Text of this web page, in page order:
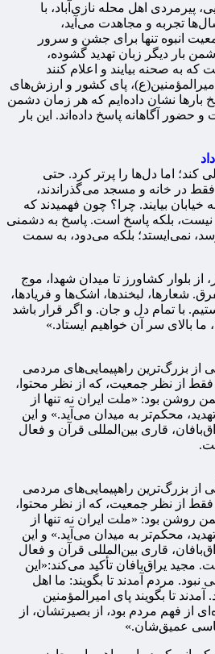
پیرمردی اهل محله نازی‌آباد، با
تجربه و مجاهدت می‌آید،
انبوه تنها برای جشن و سرور
بار دیگر زبان تهدید گشوده،
به صحنه بیایند و اعلام کنند
پای کشور و ارزش‌های
بارها نشان داده‌ایم که هر زمان دشمن
آگاهانه پاسخ داده‌اند. این بار
کند؛ اما دل‌ها را پرتر کرد. حتی
در خانه و مسجد می‌گذراندند،
بیایند. چرا؟ چون فهمیدند که
بلکه پاسخ است. پاسخ به دشمنی
نمی‌ایستد؛ بلکه می‌دود، به سمت
از بلوار کشاورز تا میدان شهدا، موج
شعارها، لبخندها، اشک‌ها و فریادها،
با تمام دل و جان. و اگر قرار باشد
ما بالای سر آن خواهیم ایستاد.»
غدیر ۱۴۰۴، به یکی از بزرگ‌ترین راهپیمایی‌های مردمی
از نظر جمعیت، که از نظر محتوا،
روشن بود: «ملت ایران نه تنها از
محکم‌تر به میدان می‌آید.» و این
قاری بین‌المللی قرآن و فعال
غدیر ۱۴۰۴، به یکی از بزرگ‌ترین راهپیمایی‌های مردمی
از نظر جمعیت، که از نظر محتوا،
روشن بود: «ملت ایران نه تنها از
محکم‌تر به میدان می‌آید.» و این
قاری بین‌المللی قرآن و فعال
مجید یراق‌بافان تأکید می‌کند:«این
نبود. مردم آمدند تا بگویند: ما اهل
تا بگویند پای امیرالمؤمنین
از فهم مردم بود، از بصیرتشان، از
عمیق‌شان.»